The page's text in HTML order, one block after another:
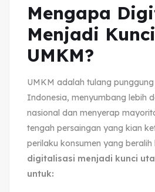
Mengapa
Menjadi
UMKM?
UMKM adalah tulang
Indonesia, menyumbang lebih
nasional dan menyerap
tengah persaingan yang kian
perilaku konsumen yang
digitalisasi menjadi kunci
untuk: